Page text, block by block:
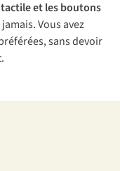
tactile et les boutons
Vous avez
sans devoir